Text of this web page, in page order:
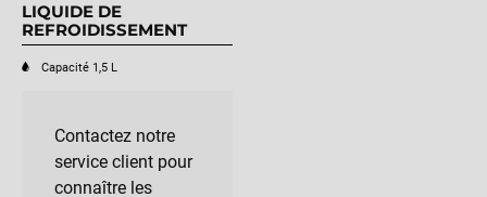
LIQUIDE DE
REFROIDISSEMENT
Capacité 1,5 L
Contactez notre
service client pour
connaître les